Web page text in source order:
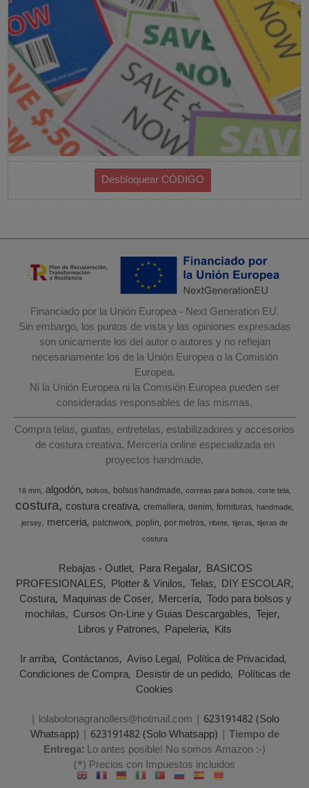
Financiado por la Unión Europea - Next Generation EU.
Sin embargo, los puntos de vista y las opiniones expresadas
son únicamente los del autor o autores y no reflejan
necesariamente los de la Unión Europea o la Comisión
Europea.
Ni la Unión Europea ni la Comisión Europea pueden ser
consideradas responsables de las mismas.
Compra telas, guatas, entretelas, estabilizadores y accesorios
de costura creativa. Mercería online especializada en
proyectos handmade.
18 mm algodón bolsos bolsos handmade correas para bolsos corte tela
costura costura creativa cremallera denim fornituras handmade
jersey merceria patchwork poplin por metros ribete tijeras tijeras de
costura
Rebajas - Outlet Para Regalar BASICOS
PROFESIONALES Plotter & Vinilos Telas DIY ESCOLAR
Costura Maquinas de Coser Mercería Todo para bolsos y
mochilas Cursos On-Line y Guias Descargables Tejer
Libros y Patrones Papeleria Kits
Ir arriba Contáctanos Aviso Legal Política de Privacidad
Condiciones de Compra Desistir de un pedido Políticas de
Cookies
| lolabotonagranollers@hotmail.com | 623191482 (Solo
Whatsapp) | 623191482 (Solo Whatsapp) | Tiempo de
Entrega:Lo antes posible! No somos Amazon :-)
(*) Precios con Impuestos incluidos